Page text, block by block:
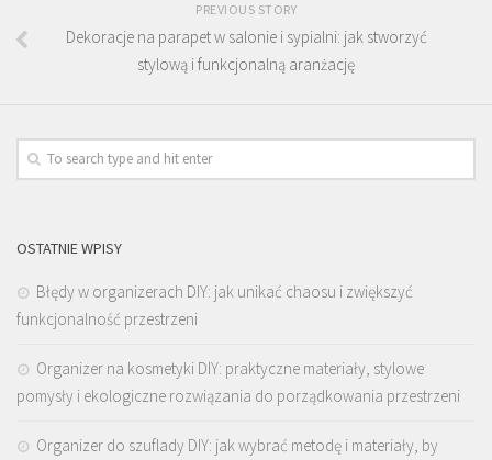
PREVIOUS STORY
Dekoracje na parapet w salonie i sypialni: jak stworzyć
stylową i funkcjonalną aranżację
OSTATNIE WPISY
Błędy w organizerach DIY: jak unikać chaosu i zwiększyć
funkcjonalność przestrzeni
Organizer na kosmetyki DIY: praktyczne materiały, stylowe
pomysły i ekologiczne rozwiązania do porządkowania przestrzeni
Organizer do szuflady DIY: jak wybrać metodę i materiały, by